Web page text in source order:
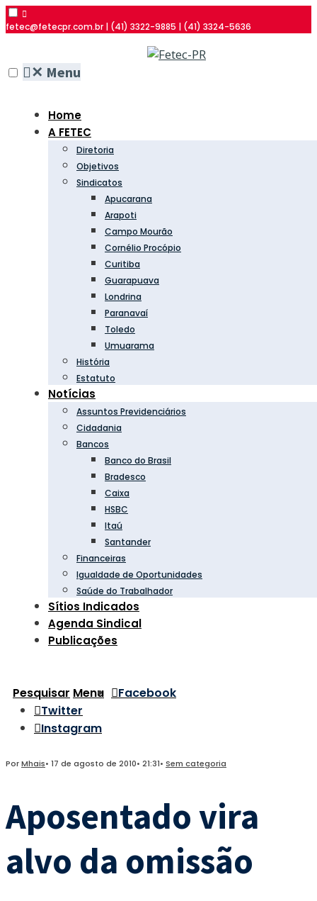
fetec@fetecpr.com.br | (41) 3322-9885 | (41) 3324-5636
✕ Menu
Home
A FETEC
Diretoria
Objetivos
Sindicatos
Apucarana
Arapoti
Campo Mourão
Cornélio Procópio
Curitiba
Guarapuava
Londrina
Paranavaí
Toledo
Umuarama
História
Estatuto
Notícias
Assuntos Previdenciários
Cidadania
Bancos
Banco do Brasil
Bradesco
Caixa
HSBC
Itaú
Santander
Financeiras
Igualdade de Oportunidades
Saúde do Trabalhador
Sítios Indicados
Agenda Sindical
Publicações
Pesquisar Menu
Facebook
Twitter
Instagram
PorMhais• 17 de agosto de 2010• 21:31• Sem categoria
Aposentado vira
alvo da omissão